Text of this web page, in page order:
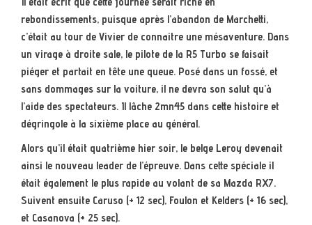
rebondissements, puisque après l’abandon de Marchetti,
c’était au tour de Vivier de connaitre une mésaventure. Dans
un virage à droite sale, le pilote de la R5 Turbo se faisait
piéger et partait en tête une queue. Posé dans un fossé, et
sans dommages sur la voiture, il ne devra son salut qu’à
l’aide des spectateurs. Il lâche 2mn45 dans cette histoire et
dégringole à la sixième place au général.
Alors qu’il était quatrième hier soir, le belge Leroy devenait
ainsi le nouveau leader de l’épreuve. Dans cette spéciale il
était également le plus rapide au volant de sa Mazda RX7.
Suivent ensuite Caruso (+ 12 sec), Foulon et Kelders (+ 16 sec),
et Casanova (+ 25 sec).